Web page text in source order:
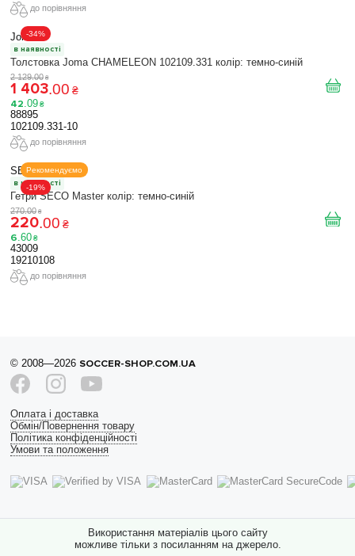
до порівняння
-34%
Joma
в наявності
Толстовка Joma CHAMELEON 102109.331 колір: темно-синій
2 129.00 ₴
1 403.00 ₴
42.09 ₴
88895
102109.331-10
до порівняння
Рекомендуємо
-19%
SECO
в наявності
Гетри SECO Master колір: темно-синій
270.00 ₴
220.00 ₴
6 60 ₴
43009
19210108
до порівняння
© 2008—2026 SOCCER-SHOP.COM.UA
Оплата і доставка
Обмін/Повернення товару
Політика конфіденційності
Умови та положення
Використання матеріалів цього сайту
можливе тільки з посиланням на джерело.